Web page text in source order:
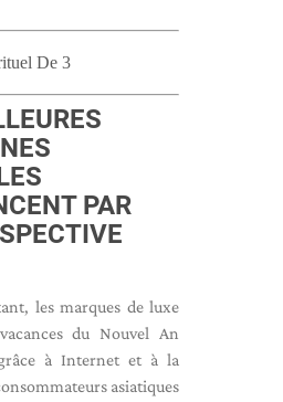
De 3
PAR
les marques de luxe
du Nouvel An
à Internet et à la
asiatiques